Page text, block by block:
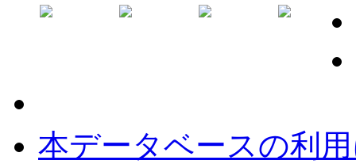
本データベースの利